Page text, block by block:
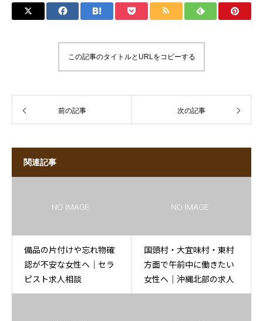
この記事のタイトルとURLをコピーする
前の記事 次の記事
関連記事
備品の片付けや忘れ物確
認が不安な女性へ｜セラ
ピスト求人相談
国頭村・大宜味村・東村
方面で午前中に働きたい
女性へ｜沖縄北部の求人